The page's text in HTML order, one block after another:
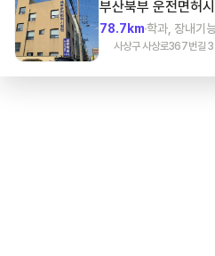
부산북부 운전면허
78.7km학과, 장내기
사상구 사상로367번길